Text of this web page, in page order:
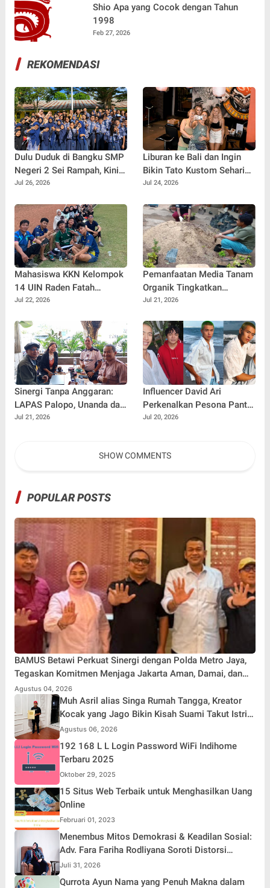
Shio Apa yang Cocok dengan Tahun
1998
Feb 27, 2026
REKOMENDASI
Dulu Duduk di Bangku SMP
Negeri 2 Sei Rampah, Kini
Penulis Mulai Aja Dulu
sebagai Pemateri untuk
Menginspirasi Generasi
Muda
Jul 26, 2026
Liburan ke Bali dan Ingin
Bikin Tato Kustom Sehari
Jadi? Ini Panduannya
Jul 24, 2026
Mahasiswa KKN Kelompok
14 UIN Raden Fatah
Palembang Jalin
Warga Gunung Kemala
Lewat Sparing Sepak Bola
Jul 22, 2026
Pemanfaatan Media Tanam
Organik Tingkatkan
Keterampilan Masyarakat
Hias
Jul 21, 2026
Sinergi Tanpa Anggaran:
LAPAS Palopo, Unanda dan
LSM Wanua Lestari. Inisiasi
Jul 21, 2026
Influencer David Ari
Perkenalkan Pesona Pantai
Nelayan Canggu Lewat
Jul 20, 2026
SHOW COMMENTS
POPULAR POSTS
BAMUS Betawi Perkuat Sinergi dengan Polda Metro Jaya,
Tegaskan Komitmen Menjaga Jakarta Aman, Damai, dan
Kondusif Jelang HUT ke-81 Republik Indonesia
Agustus 04, 2026
Muh Asril alias Singa Rumah Tangga, Kreator
Kocak yang Jago Bikin Kisah Suami Takut Istri
Jadi Hiburan
Agustus 06, 2026
192 168 L L Login Password WiFi Indihome
Terbaru 2025
Oktober 29, 2025
15 Situs Web Terbaik untuk Menghasilkan Uang
Online
Februari 01, 2023
Menembus Mitos Demokrasi & Keadilan Sosial:
Adv. Fara Fariha Rodliyana Soroti Distorsi
Simpati Publik dan Aksi Main Hakim Sendiri
Juli 31, 2026
Qurrota Ayun Nama yang Penuh Makna dalam